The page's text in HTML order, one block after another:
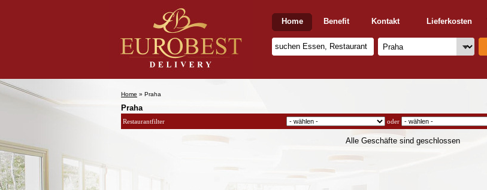
Home Benefit Kontakt Lieferkosten
Home » Praha
Praha
Restaurantfilter oder
Alle Geschäfte sind geschlossen